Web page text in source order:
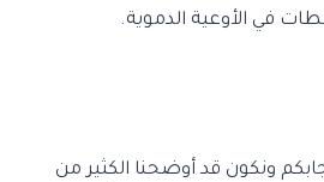
في الأوعية الدموية.
ونكون قد أوضحنا الكثير من